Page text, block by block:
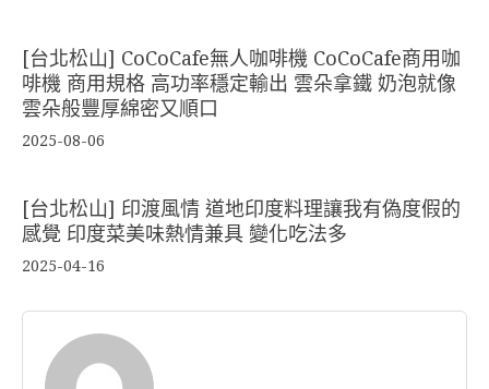
[台北松山] CoCoCafe無人咖啡機 CoCoCafe商用咖
啡機 商用規格 高功率穩定輸出 雲朵拿鐵 奶泡就像
雲朵般豐厚綿密又順口
2025-08-06
[台北松山] 印渡風情 道地印度料理讓我有偽度假的
感覺 印度菜美味熱情兼具 變化吃法多
2025-04-16